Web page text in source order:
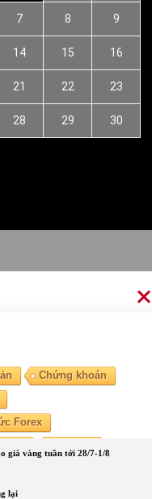
giá vàng tuần tới 28/7-1/8
lại
7 8 9
14 15 16
21 22 23
28 29 30
Chứng khoán
Forex